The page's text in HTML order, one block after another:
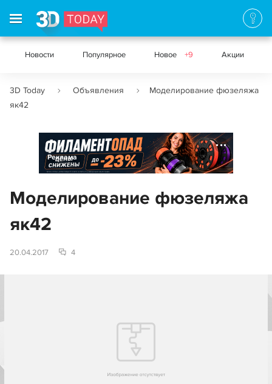
Новости Популярное Новое +9 Акции
3D Today Объявления
Моделирование фюзеляжа
як42
Реклама
Моделирование фюзеляжа
як42
20.04.2017 4